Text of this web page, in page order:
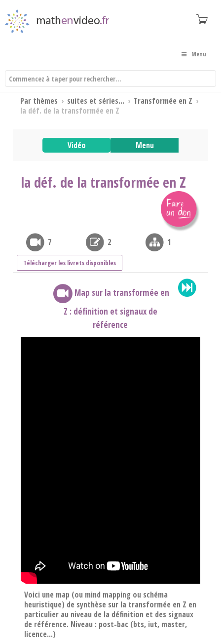
Menu
Par thèmes › suites et séries... › Transformée en Z ›
la déf. de la transformée en Z
Vidéo Menu
la déf. de la transformée en Z
7 2 1
Télécharger les livrets disponibles
Map sur la transformée en
Z : définition et signaux de
référence
Voici une map (ou mind mapping ou schéma
heuristique) de synthèse sur la transformée en Z en
particulier au niveau de la définition et des signaux
de référence. Niveau : post-bac (bts, iut, master,
licence...)